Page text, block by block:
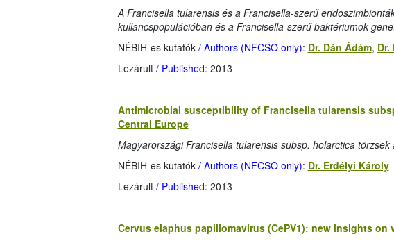
A Francisella tularensis és a Francisella-szerű
kullancspopulációban és a Francisella-szerű baktériumok
NÉBIH-es kutatók / Authors (NFCSO only): Dr. Dán Ádám,
Lezárult/ Published: 2013
Antimicrobial susceptibility of Francisella tularensis
Central Europe
Magyarországi Francisella tularensis subsp. holarctica
NÉBIH-es kutatók / Authors (NFCSO only): Dr. Erdélyi Károly
Lezárult/ Published: 2013
Cervus elaphus papillomavirus (CePV1): new insights on